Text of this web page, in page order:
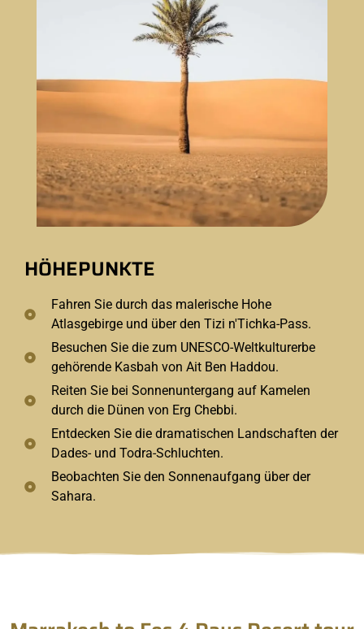
HÖHEPUNKTE
Fahren Sie durch das malerische Hohe
Atlasgebirge und über den Tizi n'Tichka-Pass.
Besuchen Sie die zum UNESCO-Weltkulturerbe
gehörende Kasbah von Ait Ben Haddou.
Reiten Sie bei Sonnenuntergang auf Kamelen
durch die Dünen von Erg Chebbi.
Entdecken Sie die dramatischen Landschaften der
Dades- und Todra-Schluchten.
Beobachten Sie den Sonnenaufgang über der
Sahara.